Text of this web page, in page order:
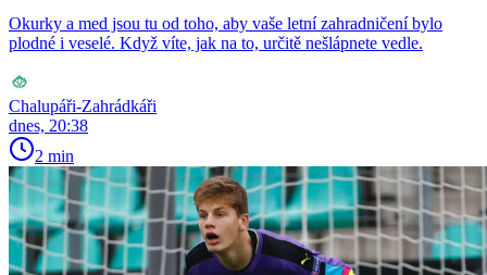
Okurky a med jsou tu od toho, aby vaše letní zahradničení bylo
plodné i veselé. Když víte, jak na to, určitě nešlápnete vedle.
Chalupáři-Zahrádkáři
dnes, 20:38
2 min